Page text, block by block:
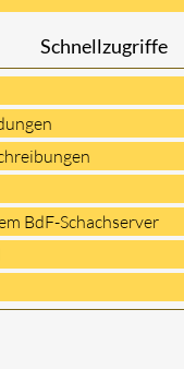
Schnellzugriffe
BdF-Schachserver